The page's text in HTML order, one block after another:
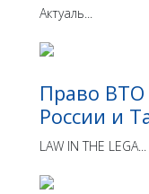
Актуаль...
Право ВТО
России и
LAW IN THE LEGA...